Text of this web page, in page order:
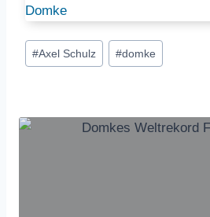
Schlagworte:
#Axel Schulz #domke